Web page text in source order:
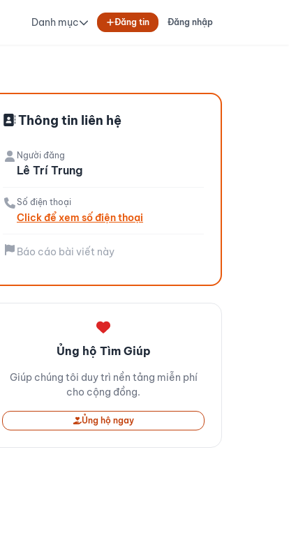
Danh mục Đăng tin Đăng nhập
Thông tin liên hệ
Người đăng
Lê Trí Trung
Số điện thoại
Click để xem số điện thoại
Báo cáo bài viết này
Ủng hộ Tìm Giúp
Giúp chúng tôi duy trì nền tảng miễn phí
cho cộng đồng.
Ủng hộ ngay